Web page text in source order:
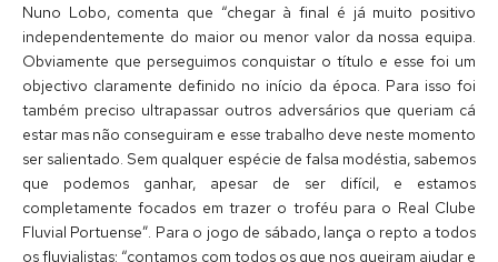
Nuno Lobo, comenta que “chegar à final é já muito positivo
independentemente do maior ou menor valor da nossa equipa.
Obviamente que perseguimos conquistar o título e esse foi um
objectivo claramente definido no início da época. Para isso foi
também preciso ultrapassar outros adversários que queriam cá
estar mas não conseguiram e esse trabalho deve neste momento
ser salientado. Sem qualquer espécie de falsa modéstia, sabemos
que podemos ganhar, apesar de ser difícil, e estamos
completamente focados em trazer o troféu para o Real Clube
Fluvial Portuense”. Para o jogo de sábado, lança o repto a todos
os fluvialistas: “contamos com todos os que nos queiram ajudar e